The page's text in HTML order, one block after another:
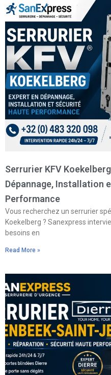
Serrurier KFV
Dépannage, Installation
Performance
Vous recherchez un serrurier
Koekelberg ? Sanexpress
besoins en
Read More »